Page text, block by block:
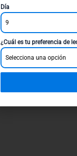
Día
9
¿Cuál es tu preferencia de
Selecciona una opción